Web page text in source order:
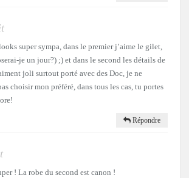
super sympa, dans le premier j’aime le gilet,
je un jour?) ;) et dans le second les détails de
joli surtout porté avec des Doc, je ne
choisir mon préféré, dans tous les cas, tu portes
Répondre
! La robe du second est canon !